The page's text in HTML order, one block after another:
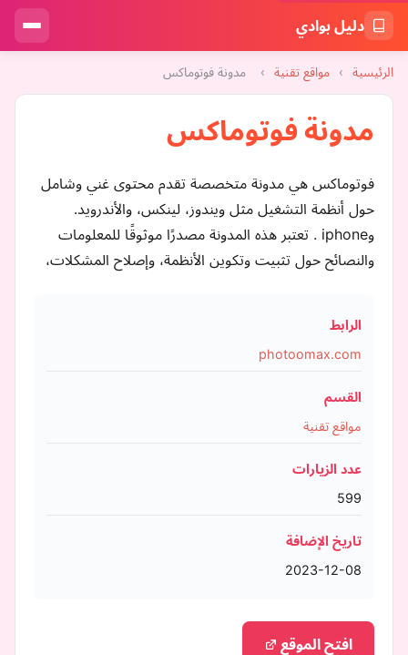
دليل بوادي
الرئيسية › مواقع تقنية › مدونة فوتوماكس
مدونة فوتوماكس
فوتوماكس هي مدونة متخصصة تقدم محتوى غني وشامل
حول أنظمة التشغيل مثل ويندوز، لينكس، والأندرويد.
وiphone . تعتبر هذه المدونة مصدرًا موثوقًا للمعلومات
والنصائح حول تثبيت وتكوين الأنظمة، وإصلاح المشكلات،
الرابط
photoomax.com
القسم
مواقع تقنية
عدد الزيارات
599
تاريخ الإضافة
2023-12-08
افتح الموقع